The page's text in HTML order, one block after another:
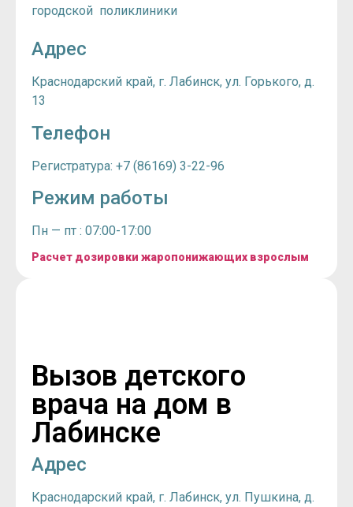
городской поликлиники
Адрес
Краснодарский край, г. Лабинск, ул. Горького, д.
13
Телефон
Регистратура: +7 (86169) 3-22-96
Режим работы
Пн — пт : 07:00-17:00
Расчет дозировки жаропонижающих взрослым
Вызов детского
врача на дом в
Лабинске
Адрес
Краснодарский край, г. Лабинск, ул. Пушкина, д.